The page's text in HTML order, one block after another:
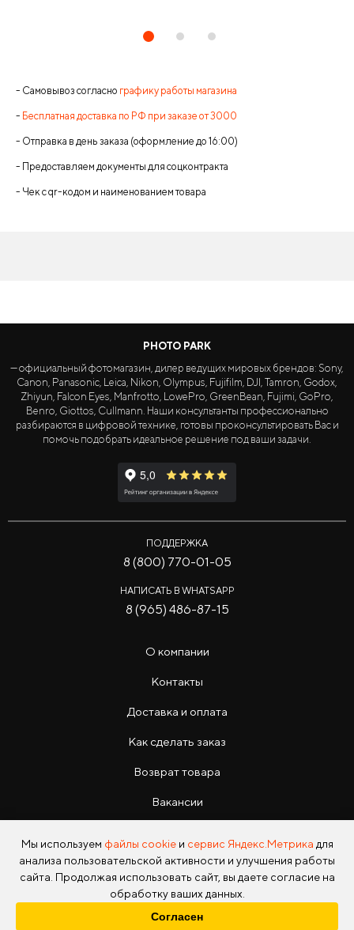
- Самовывоз согласно графику работы магазина
- Бесплатная доставка по РФ при заказе от 3000
- Отправка в день заказа (оформление до 16:00)
- Предоставляем документы для соцконтракта
- Чек с qr-кодом и наименованием товара
PHOTO PARK
— официальный фотомагазин, дилер ведущих мировых брендов: Sony,
Canon, Panasonic, Leica, Nikon, Olympus, Fujifilm, DJI, Tamron, Godox,
Zhiyun, Falcon Eyes, Manfrotto, LowePro, GreenBean, Fujimi, GoPro,
Benro, Giottos, Cullmann. Наши консультанты профессионально
разбираются в цифровой технике, готовы проконсультировать Вас и
помочь подобрать идеальное решение под ваши задачи.
ПОДДЕРЖКА
8 (800) 770-01-05
НАПИСАТЬ В WHATSAPP
8 (965) 486-87-15
О компании
Контакты
Доставка и оплата
Как сделать заказ
Возврат товара
Вакансии
Copyright © 2026 Photo Park Все права защищены
Мы используем файлы cookieи сервис Яндекс.Метрика для
анализа пользовательской активности и улучшения работы
сайта. Продолжая использовать сайт, вы даете согласие на
обработку ваших данных.
Согласен